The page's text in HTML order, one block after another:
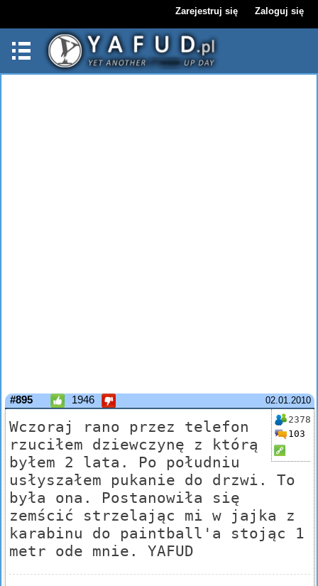
Zarejestruj się Zaloguj się
02.01.2010
#895 1946
2378
103
Wczoraj rano przez telefon
rzuciłem dziewczynę z którą
byłem 2 lata. Po południu
usłyszałem pukanie do drzwi. To
była ona. Postanowiła się
zemścić strzelając mi w jajka z
karabinu do paintball'a stojąc 1
metr ode mnie. YAFUD